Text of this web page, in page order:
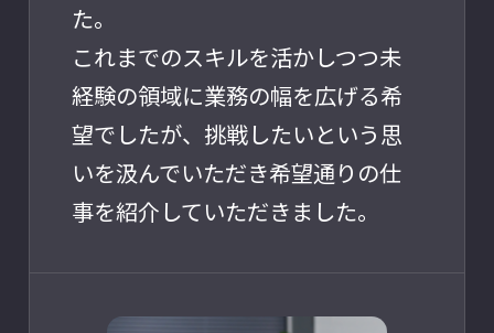
た。
これまでのスキルを活かしつつ未
経験の領域に業務の幅を広げる希
望でしたが、挑戦したいという思
いを汲んでいただき希望通りの仕
事を紹介していただきました。